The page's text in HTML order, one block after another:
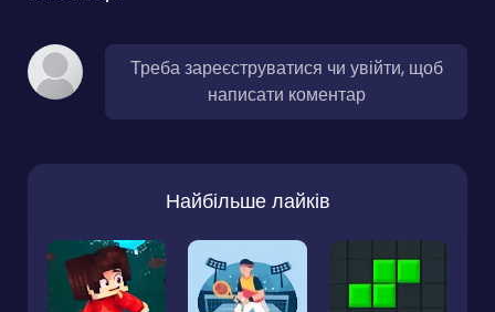
Треба зареєструватися чи увійти, щоб
написати коментар
Найбільше лайків